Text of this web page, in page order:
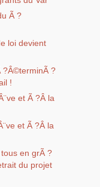
Ã ?
loi devient
?Â©terminÃ ?
!
et Ã ?Â la
et Ã ?Â la
en grÃ ?
du projet